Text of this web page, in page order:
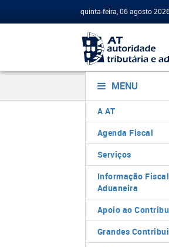
quinta-feira, 06 agosto
MENU
A AT
Agenda Fiscal
Serviços
Informação
Aduaneira
Apoio ao
Grandes